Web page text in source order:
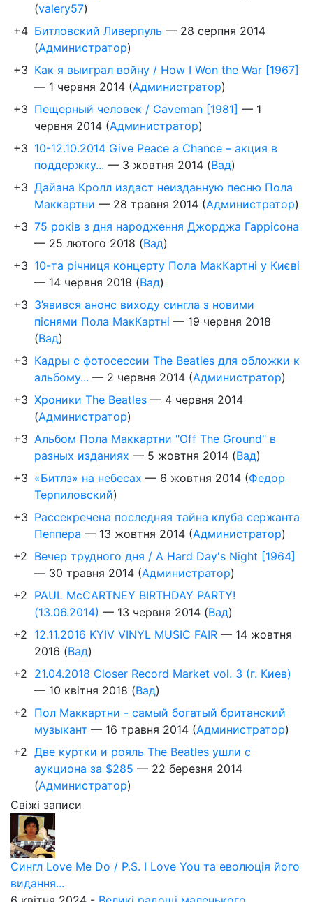
(valery57)
+4 Битловский Ливерпуль — 28 серпня 2014
(Администратор)
+3 Как я выиграл войну / How I Won the War [1967]
— 1 червня 2014 (Администратор)
+3 Пещерный человек / Caveman [1981] — 1
червня 2014 (Администратор)
+3 10-12.10.2014 Give Peace a Chance – акция в
поддержку... — 3 жовтня 2014 (Вад)
+3 Дайана Кролл издаст неизданную песню Пола
Маккартни — 28 травня 2014 (Администратор)
+3 75 років з дня народження Джорджа Гаррісона
— 25 лютого 2018 (Вад)
+3 10-та річниця концерту Пола МакКартні у Києві
— 14 червня 2018 (Вад)
+3 З’явився анонс виходу сингла з новими
піснями Пола МакКартні — 19 червня 2018
(Вад)
+3 Кадры с фотосессии The Beatles для обложки к
альбому... — 2 червня 2014 (Администратор)
+3 Хроники The Beatles — 4 червня 2014
(Администратор)
+3 Альбом Пола Маккартни "Off The Ground" в
разных изданиях — 5 жовтня 2014 (Вад)
+3 «Битлз» на небесах — 6 жовтня 2014 (Федор
Терпиловский)
+3 Рассекречена последняя тайна клуба сержанта
Пеппера — 13 жовтня 2014 (Администратор)
+2 Вечер трудного дня / A Hard Day's Night [1964]
— 30 травня 2014 (Администратор)
+2 PAUL McCARTNEY BIRTHDAY PARTY!
(13.06.2014) — 13 червня 2014 (Вад)
+2 12.11.2016 KYIV VINYL MUSIC FAIR — 14 жовтня
2016 (Вад)
+2 21.04.2018 Closer Record Market vol. 3 (г. Киев)
— 10 квітня 2018 (Вад)
+2 Пол Маккартни - самый богатый британский
музыкант — 16 травня 2014 (Администратор)
+2 Две куртки и рояль The Beatles ушли с
аукциона за $285 — 22 березня 2014
(Администратор)
Свіжі записи
Сингл Love Me Do / P.S. I Love You та еволюція його
видання...